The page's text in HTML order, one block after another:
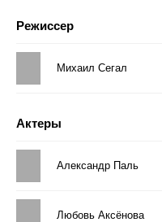
Режиссер
Михаил Сегал
Актеры
Александр Паль
Любовь Аксёнова